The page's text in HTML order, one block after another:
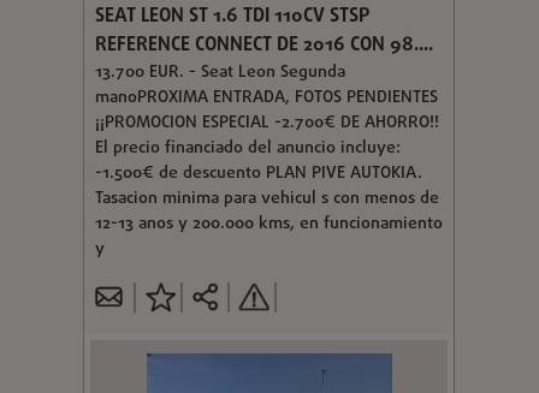
SEAT LEON ST 1.6 TDI 110CV STSP
REFERENCE CONNECT DE 2016 CON 98....
13.700 EUR. - Seat Leon Segunda
manoPROXIMA ENTRADA, FOTOS PENDIENTES
¡¡PROMOCION ESPECIAL -2.700€ DE AHORRO!!
El precio financiado del anuncio incluye:
-1.500€ de descuento PLAN PIVE AUTOKIA.
Tasacion minima para vehicul s con menos de
12-13 anos y 200.000 kms, en funcionamiento
y